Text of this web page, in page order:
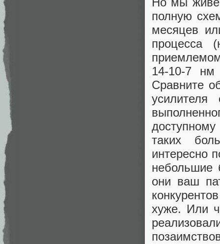
полную
месяцев
процесса
14-10-7
Сравните
таких
интересно
небольшие
они ваш
хуже. Или